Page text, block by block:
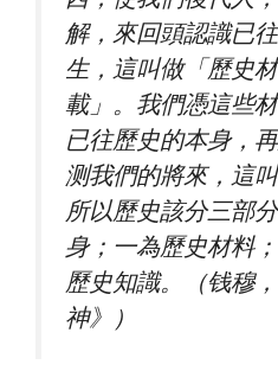
解，來回頭認識已
生，這叫做「歷史
載」。我們憑這些
已往歷史的本身，
测我們的將來，這
所以歷史該分三部
身；一為歷史材料
歷史知識。（钱穆
神》）